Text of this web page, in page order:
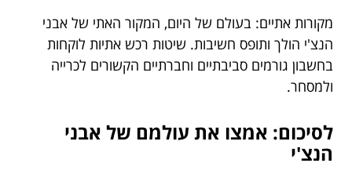
מקורות אתיים: בעולם של היום, המקור האתי של אבני
הנצ'י הולך ותופס חשיבות. שיטות רכש אתיות לוקחות
בחשבון גורמים סביבתיים וחברתיים הקשורים לכרייה
ולמסחר.
לסיכום: אמצו את עולמם של אבני
הנצ'י